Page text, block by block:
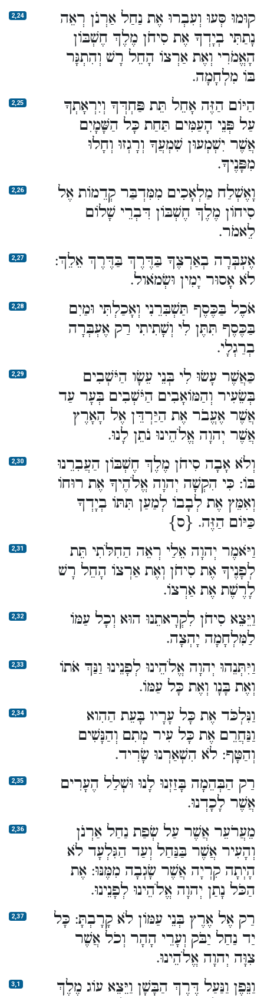
2,24
קוּמוּ סְּעוּ וְעִבְרוּ אֶת נַחַל אַרְנֹן רְאֵה
נָתַתִּי בְיָדְךָ אֶת סִיחֹן מֶלֶךְ חֶשְׁבּוֹן
הָאֱמֹרִי וְאֶת אַרְצוֹ הָחֵל רָשׁ וְהִתְגָּר
בּוֹ מִלְחָמָה.
2,25
הַיּוֹם הַזֶּה אָחֵל תֵּת פַּחְדְּךָ וְיִרְאָתְךָ
עַל פְּנֵי הָעַמִּים תַּחַת כָּל הַשָּׁמָיִם
אֲשֶׁר יִשְׁמְעוּן שִׁמְעֲךָ וְרָגְזוּ וְחָלוּ
מִפָּנֶיךָ.
2,26
וָאֶשְׁלַח מַלְאָכִים מִמִּדְבַּר קְדֵמוֹת אֶל
סִיחוֹן מֶלֶךְ חֶשְׁבּוֹן דִּבְרֵי שָׁלוֹם
לֵאמֹר.
2,27
אֶעְבְּרָה בְאַרְצֶךָ בַּדֶּרֶךְ בַּדֶּרֶךְ אֵלֵךְ:
לֹא אָסוּר יָמִין וּשְׂמֹאול.
2,28
אֹכֶל בַּכֶּסֶף תַּשְׁבִּרֵנִי וְאָכַלְתִּי וּמַיִם
בַּכֶּסֶף תִּתֶּן לִי וְשָׁתִיתִי רַק אֶעְבְּרָה
בְרַגְלָי.
2,29
כַּאֲשֶׁר עָשׂוּ לִי בְּנֵי עֵשָׂו הַיֹּשְׁבִים
בְּשֵׂעִיר וְהַמּוֹאָבִים הַיֹּשְׁבִים בְּעָר עַד
אֲשֶׁר אֶעֱבֹר אֶת הַיַּרְדֵּן אֶל הָאָרֶץ
אֲשֶׁר יְהוָה אֱלֹהֵינוּ נֹתֵן לָנוּ.
2,30
וְלֹא אָבָה סִיחֹן מֶלֶךְ חֶשְׁבּוֹן הַעֲבִרֵנוּ
בּוֹ: כִּי הִקְשָׁה יְהוָה אֱלֹהֶיךָ אֶת רוּחוֹ
וְאִמֵּץ אֶת לְבָבוֹ לְמַעַן תִּתּוֹ בְיָדְךָ
כַּיּוֹם הַזֶּה. {ס}
2,31
וַיֹּאמֶר יְהוָה אֵלַי רְאֵה הַחִלֹּתִי תֵּת
לְפָנֶיךָ אֶת סִיחֹן וְאֶת אַרְצוֹ הָחֵל רָשׁ
לָרֶשֶׁת אֶת אַרְצוֹ.
2,32
וַיֵּצֵא סִיחֹן לִקְרָאתֵנוּ הוּא וְכָל עַמּוֹ
לַמִּלְחָמָה יָהְצָה.
2,33
וַיִּתְּנֵהוּ יְהוָה אֱלֹהֵינוּ לְפָנֵינוּ וַנַּךְ אֹתוֹ
וְאֶת בָּנָו וְאֶת כָּל עַמּוֹ.
2,34
וַנִּלְכֹּד אֶת כָּל עָרָיו בָּעֵת הַהִוא
וַנַּחֲרֵם אֶת כָּל עִיר מְתִם וְהַנָּשִׁים
וְהַטָּף: לֹא הִשְׁאַרְנוּ שָׂרִיד.
2,35
רַק הַבְּהֵמָה בָּזַזְנוּ לָנוּ וּשְׁלַל הֶעָרִים
אֲשֶׁר לָכָדְנוּ.
2,36
מֵעֲרֹעֵר אֲשֶׁר עַל שְׂפַת נַחַל אַרְנֹן
וְהָעִיר אֲשֶׁר בַּנַּחַל וְעַד הַגִּלְעָד לֹא
הָיְתָה קִרְיָה אֲשֶׁר שָׂגְבָה מִמֶּנּוּ: אֶת
הַכֹּל נָתַן יְהוָה אֱלֹהֵינוּ לְפָנֵינוּ.
2,37
רַק אֶל אֶרֶץ בְּנֵי עַמּוֹן לֹא קָרָבְתָּ: כָּל
יַד נַחַל יַבֹּק וְעָרֵי הָהָר וְכֹל אֲשֶׁר
צִוָּה יְהוָה אֱלֹהֵינוּ.
3,1
וַנֵּפֶן וַנַּעַל דֶּרֶךְ הַבָּשָׁן וַיֵּצֵא עוֹג מֶלֶךְ